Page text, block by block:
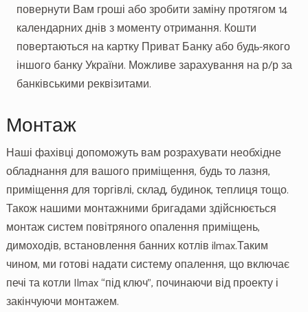
повернути Вам гроші або зробити заміну протягом 14
календарних днів з моменту отримання. Кошти
повертаються на картку Приват Банку або будь-якого
іншого банку України. Можливе зарахування на р/р за
банківськими реквізитами.
Монтаж
Наші фахівці допоможуть вам розрахувати необхідне
обладнання для вашого приміщення, будь то лазня,
приміщення для торгівлі, склад, будинок, теплиця тощо.
Також нашими монтажними бригадами здійснюється
монтаж систем повітряного опалення приміщень,
димоходів, встановлення банних котлів ilmax.Таким
чином, ми готові надати систему опалення, що включає
печі та котли Ilmax “під ключ”, починаючи від проекту і
закінчуючи монтажем.